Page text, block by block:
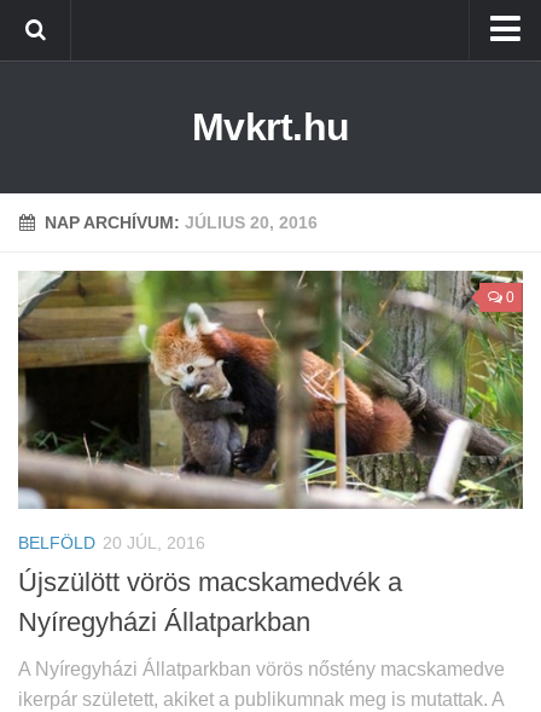
Tiszaújváros
Kazincbarcika
Belföld
Életmód
Mvkrt.hu
NAP ARCHÍVUM: JÚLIUS 20, 2016
0
BELFÖLD 20 JÚL, 2016
Újszülött vörös macskamedvék a
Nyíregyházi Állatparkban
A Nyíregyházi Állatparkban vörös nőstény macskamedve
ikerpár született, akiket a publikumnak meg is mutattak. A